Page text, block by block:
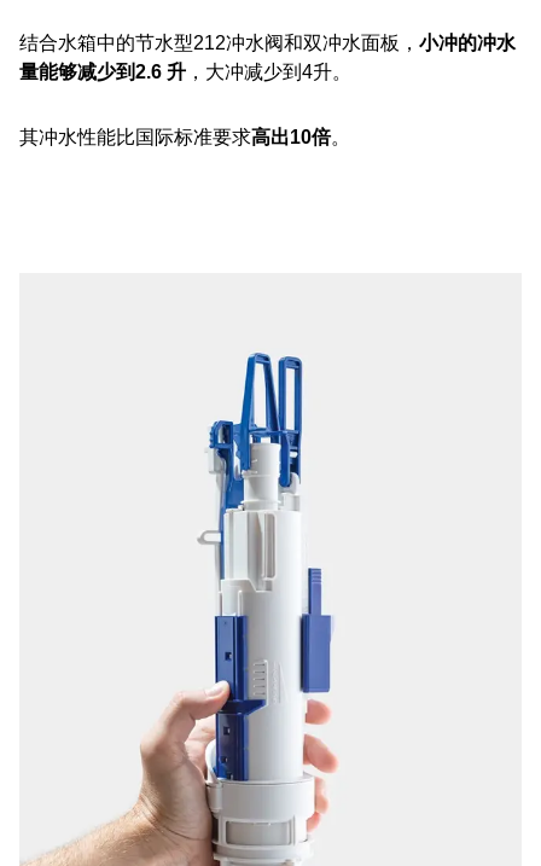
结合水箱中的节水型212冲水阀和双冲水面板， 小冲的冲水
量能够减少到2.6 升 ，大冲减少到4升。
其冲水性能比国际标准要求高出10倍。